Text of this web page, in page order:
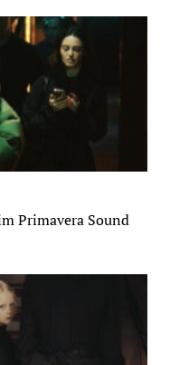
Primavera Sound